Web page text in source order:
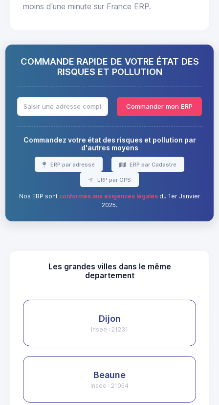
moins d'une minute sur France ERP.
COMMANDE RAPIDE DE VOTRE ÉTAT DES
RISQUES ET POLLUTION
Commander mon ERP
Commandez votre état des risques et pollution par
d'autres moyens
ERP par adresse ERP par Cadastre
ERP par GPS
Nos ERP sont conformes aux exigences légalesdu 1er Janvier
2025.
Les grandes villes dans le même
departement
Dijon
Insee : 21231
Beaune
Insee : 21054